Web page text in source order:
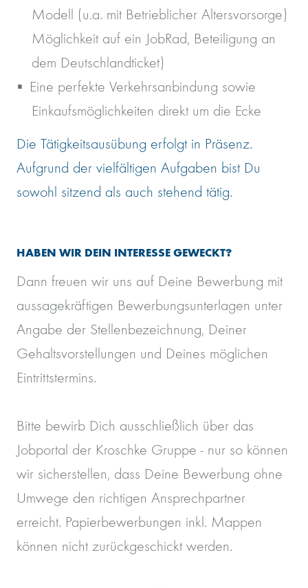
Modell (u.a. mit Betrieblicher Altersvorsorge)
Möglichkeit auf ein JobRad, Beteiligung an
dem Deutschlandticket)
Eine perfekte Verkehrsanbindung sowie
Einkaufsmöglichkeiten direkt um die Ecke
Die Tätigkeitsausübung erfolgt in Präsenz.
Aufgrund der vielfältigen Aufgaben bist Du
sowohl sitzend als auch stehend tätig.
HABEN WIR DEIN INTERESSE GEWECKT?
Dann freuen wir uns auf Deine Bewerbung mit
aussagekräftigen Bewerbungsunterlagen unter
Angabe der Stellenbezeichnung, Deiner
Gehaltsvorstellungen und Deines möglichen
Eintrittstermins.
Bitte bewirb Dich ausschließlich über das
Jobportal der Kroschke Gruppe - nur so können
wir sicherstellen, dass Deine Bewerbung ohne
Umwege den richtigen Ansprechpartner
erreicht. Papierbewerbungen inkl. Mappen
können nicht zurückgeschickt werden.